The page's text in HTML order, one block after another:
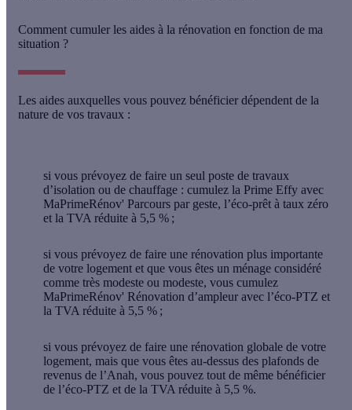
Comment cumuler les aides à la rénovation en fonction de ma
situation ?
Les aides auxquelles vous pouvez bénéficier dépendent de la
nature de vos travaux :
si vous prévoyez de faire un seul poste de travaux
d’isolation ou de chauffage : cumulez la Prime Effy avec
MaPrimeRénov' Parcours par geste, l’éco-prêt à taux zéro
et la TVA réduite à 5,5 % ;
si vous prévoyez de faire une rénovation plus importante
de votre logement et que vous êtes un ménage considéré
comme très modeste ou modeste, vous cumulez
MaPrimeRénov' Rénovation d’ampleur avec l’éco-PTZ et
la TVA réduite à 5,5 % ;
si vous prévoyez de faire une rénovation globale de votre
logement, mais que vous êtes au-dessus des plafonds de
revenus de l’Anah, vous pouvez tout de même bénéficier
de l’éco-PTZ et de la TVA réduite à 5,5 %.